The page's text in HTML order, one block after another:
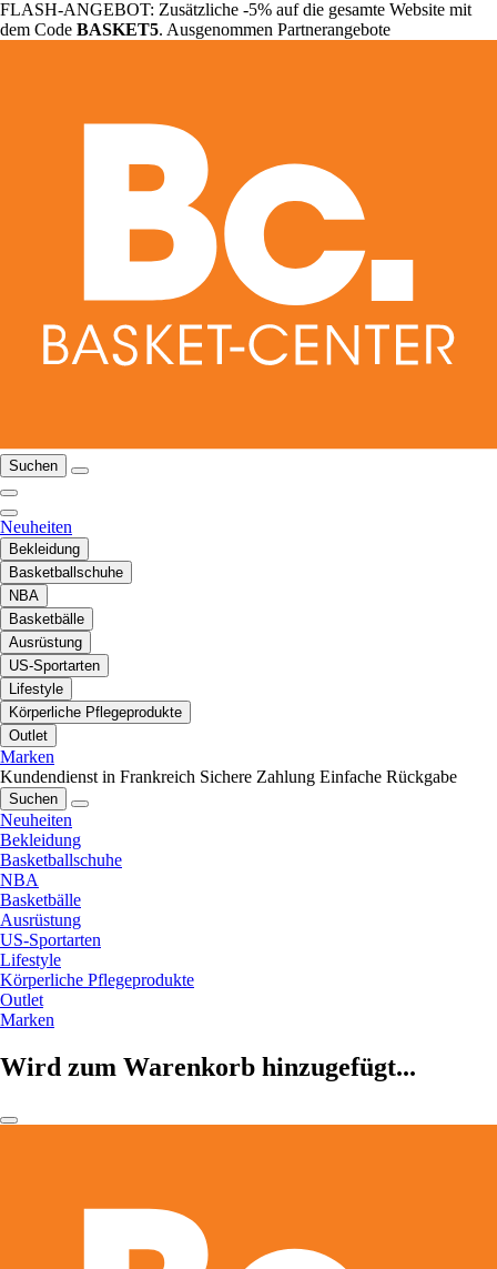
FLASH-ANGEBOT: Zusätzliche -5% auf die gesamte Website mit
dem Code BASKET5. Ausgenommen Partnerangebote
Suchen
Neuheiten
Bekleidung
Basketballschuhe
NBA
Basketbälle
Ausrüstung
US-Sportarten
Lifestyle
Körperliche Pflegeprodukte
Outlet
Marken
Kundendienst in Frankreich Sichere Zahlung Einfache Rückgabe
Suchen
Neuheiten
Bekleidung
Basketballschuhe
NBA
Basketbälle
Ausrüstung
US-Sportarten
Lifestyle
Körperliche Pflegeprodukte
Outlet
Marken
Wird zum Warenkorb hinzugefügt...